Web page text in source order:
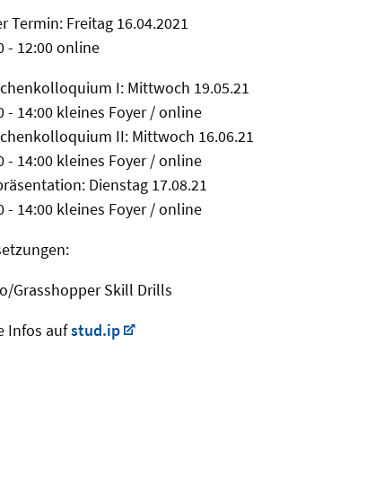
Termin: Freitag 16.04.2021
- 12:00 online
I: Mittwoch 19.05.21
- 14:00 kleines Foyer / online
II: Mittwoch 16.06.21
- 14:00 kleines Foyer / online
Dienstag 17.08.21
- 14:00 kleines Foyer / online
Grasshopper Skill Drills
Infos aufstud.ip